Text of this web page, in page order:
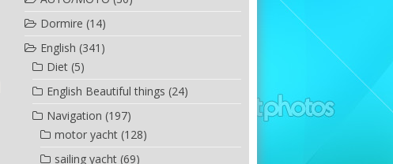
Dormire (14)
English (341)
Diet (5)
English Beautiful things (24)
Navigation (197)
motor yacht (128)
sailing yacht (69)